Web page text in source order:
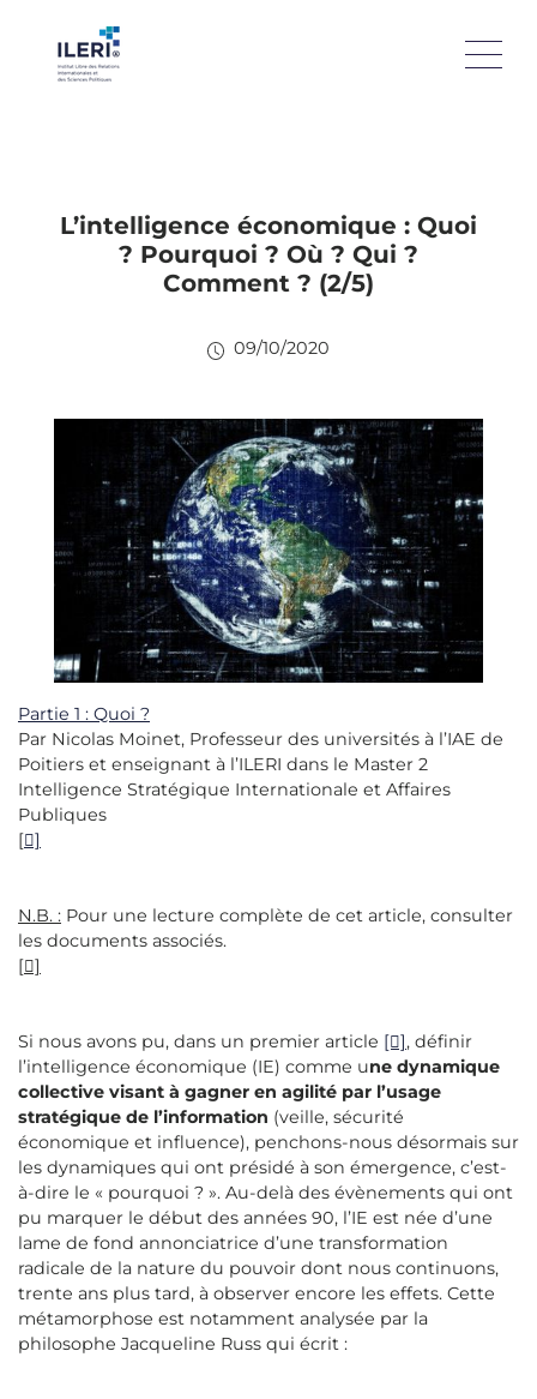
L’intelligence économique : Quoi
? Pourquoi ? Où ? Qui ?
Comment ? (2/5)
09/10/2020
Partie 1 : Quoi ?
Par Nicolas Moinet, Professeur des universités à l’IAE de
Poitiers et enseignant à l’ILERI dans le Master 2
Intelligence Stratégique Internationale et Affaires
Publiques
[]
N.B. : Pour une lecture complète de cet article, consulter
les documents associés.
[]
Si nous avons pu, dans un premier article [], définir
l’intelligence économique (IE) comme une dynamique
collective visant à gagner en agilité par l’usage
stratégique de l’information (veille, sécurité
économique et influence), penchons-nous désormais sur
les dynamiques qui ont présidé à son émergence, c’est-
à-dire le « pourquoi ? ». Au-delà des évènements qui ont
pu marquer le début des années 90, l’IE est née d’une
lame de fond annonciatrice d’une transformation
radicale de la nature du pouvoir dont nous continuons,
trente ans plus tard, à observer encore les effets. Cette
métamorphose est notamment analysée par la
philosophe Jacqueline Russ qui écrit :